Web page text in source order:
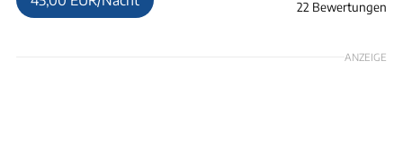
22 Bewertungen
ANZEIGE